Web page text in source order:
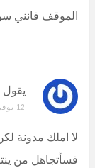
الموقف فانني
يقول
12 نوفمبر 2005 الساعة 2:07 ص
لا املك مدونة
فسأتجاهل من